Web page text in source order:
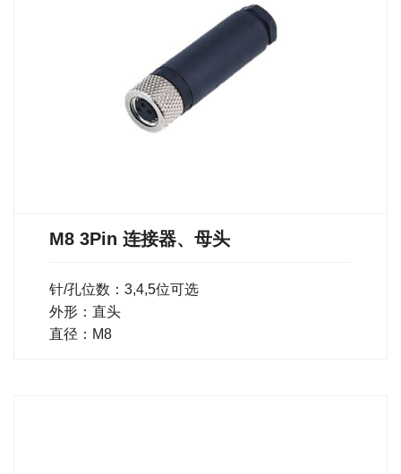
M8 3Pin 连接器、母头
针/孔位数：3,4,5位可选
外形：直头
直径：M8